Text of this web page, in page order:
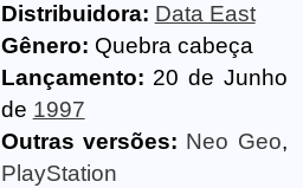
Distribuidora: Data East
Gênero: Quebra cabeça
Lançamento: 20 de Junho
de 1997
Outras versões: Neo Geo,
PlayStation